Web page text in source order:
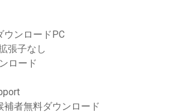
ウンロードPC
張子なし
ロード
者無料ダウンロード